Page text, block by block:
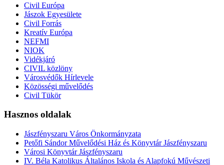
Civil Európa
Jászok Egyesülete
Civil Forrás
Kreatív Európa
NEFMI
NIOK
Vidékjáró
CIVIL közlöny
Városvédők Hírlevele
Közösségi művelődés
Civil Tükör
Hasznos oldalak
Jászfényszaru Város Önkormányzata
Petőfi Sándor Művelődési Ház és Könyvtár Jászfényszaru
Városi Könyvtár Jászfényszaru
IV. Béla Katolikus Általános Iskola és Alapfokú Művészeti